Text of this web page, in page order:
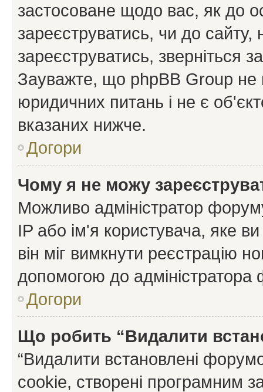
застосоване щодо вас, як до
зареєструватись, чи до
зареєструватись, зверніться
Зауважте, що phpBB Group не
юридичних питань і не є
вказаних нижче.
Догори
Чому я не можу
Можливо адміністратор
IP або ім'я користувача, яке
він міг вимкнути реєстрацію
допомогою до адміністратора
Догори
Що робить “Видалити
“Видалити встановлені
cookie, створені програмним